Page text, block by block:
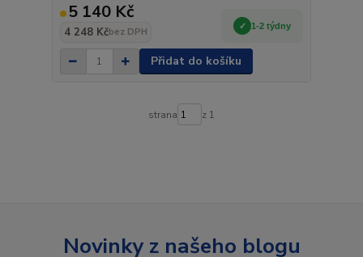
5 140 Kč
4 248 Kčbez DPH
1-2 týdny
Přidat do košíku
strana z 1
Novinky z našeho blogu